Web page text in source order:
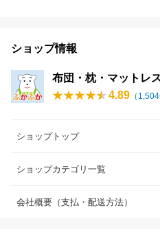
ショップ情報
布団・枕・マットレ
4.89 （ 1,504
ショップトップ
ショップカテゴリ一覧
会社概要（支払・配送方法）